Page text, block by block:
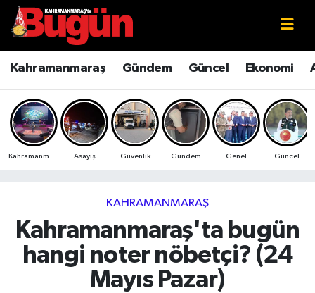
Kahramanmaraş Gündem Güncel Ekonomi
Asayiş Güvenlik Gündem Genel Güncel
KAHRAMANMARAŞ
Kahramanmaraş'ta bugün
hangi noter nöbetçi? (24
Mayıs Pazar)
Kahramanmaraş
Kahramanmaraş Sokak Röportajları
Bilim ve Teknoloji
Çevre
Ekonomi
Genel
Kahramanmaraş Nöbetçi Eczaneler
Kahramanmaraş Hava Durumu
Kahramanmaraş Namaz Vakitleri
Kahramanmaraş Trafik Yoğunluk Haritası
Süper Lig Puan Durumu ve Fikstür
Tüm Manşetler
Son Dakika Haberleri